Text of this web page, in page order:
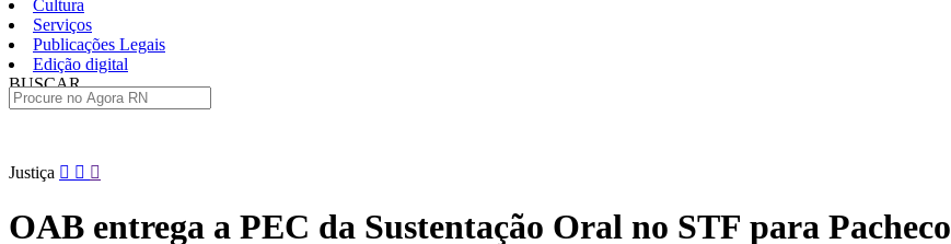
Cultura
Serviços
Publicações Legais
Edição digital
BUSCAR
Pular
conteúdo
Justiça
OAB entrega a PEC da Sustentação Oral no STF para Pacheco